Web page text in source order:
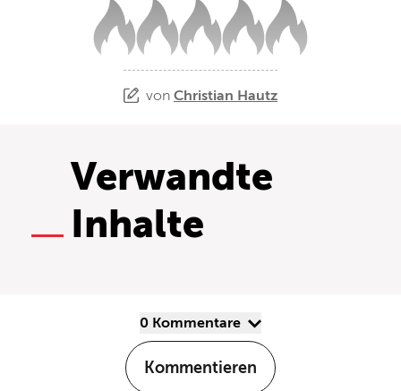
von Christian Hautz
Verwandte
Inhalte
0 Kommentare
Kommentieren